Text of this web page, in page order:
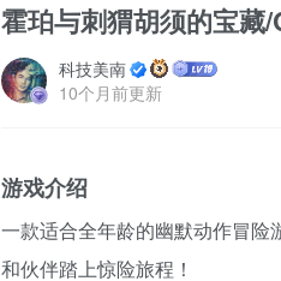
霍珀与刺猬胡须的宝
科技美南
10个月前更新
游戏介绍
一款适合全年龄的幽默动作冒
和伙伴踏上惊险旅程！